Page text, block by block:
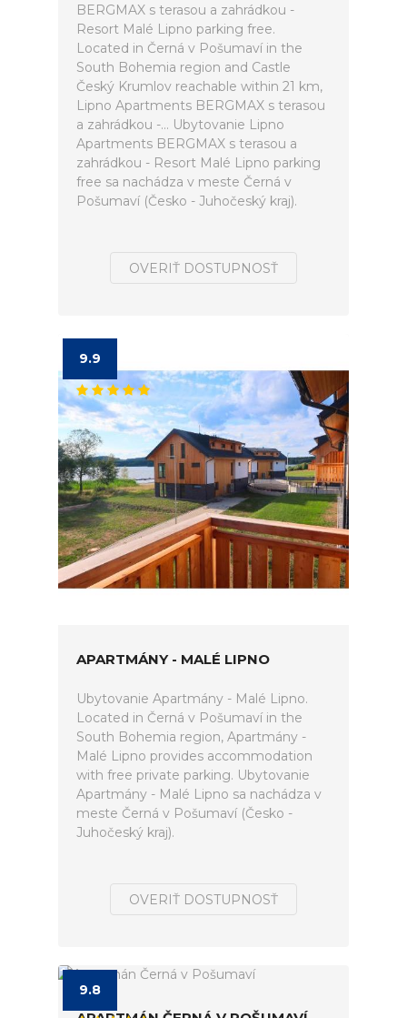
BERGMAX s terasou a zahrádkou -
Resort Malé Lipno parking free.
Located in Černá v Pošumaví in the
South Bohemia region and Castle
Český Krumlov reachable within 21 km,
Lipno Apartments BERGMAX s terasou
a zahrádkou -... Ubytovanie Lipno
Apartments BERGMAX s terasou a
zahrádkou - Resort Malé Lipno parking
free sa nachádza v meste Černá v
Pošumaví (Česko - Juhočeský kraj).
OVERIŤ DOSTUPNOSŤ
9.9
APARTMÁNY - MALÉ LIPNO
Ubytovanie Apartmány - Malé Lipno.
Located in Černá v Pošumaví in the
South Bohemia region, Apartmány -
Malé Lipno provides accommodation
with free private parking. Ubytovanie
Apartmány - Malé Lipno sa nachádza v
meste Černá v Pošumaví (Česko -
Juhočeský kraj).
OVERIŤ DOSTUPNOSŤ
9.8